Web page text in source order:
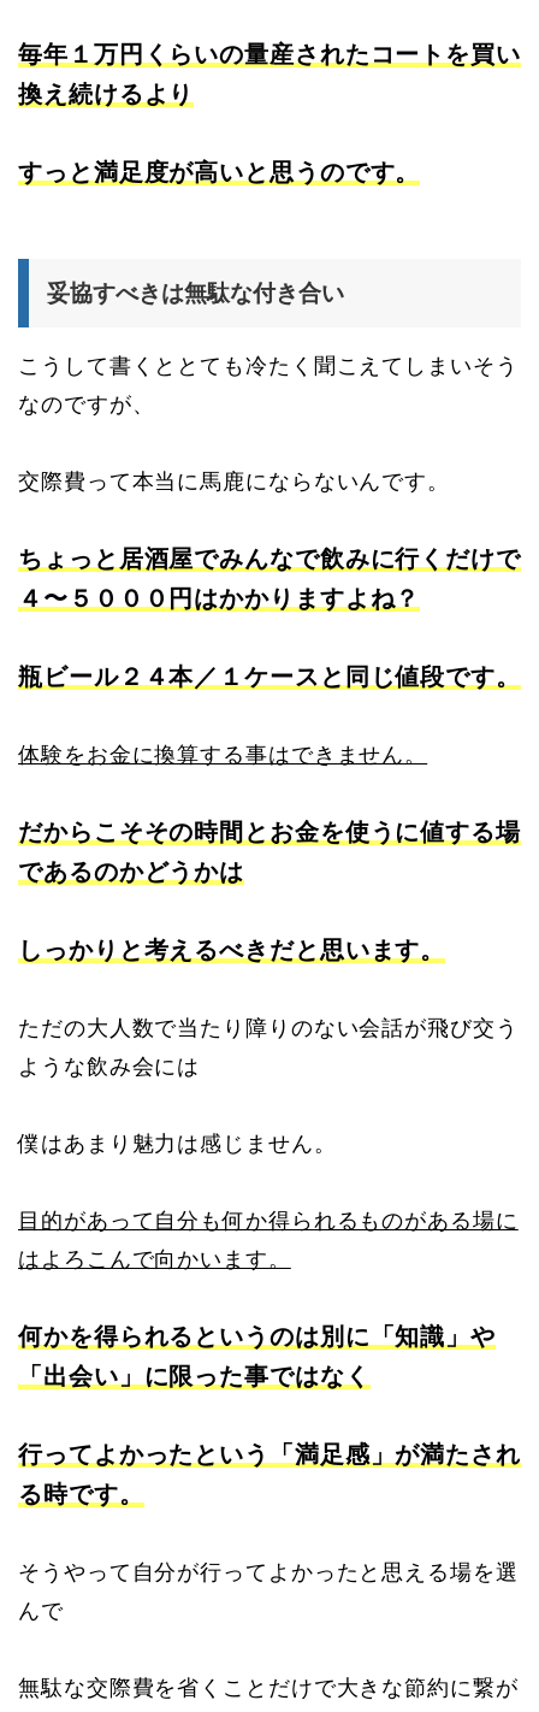
毎年１万円くらいの量産されたコートを買い
換え続けるより
すっと満足度が高いと思うのです。
妥協すべきは無駄な付き合い
こうして書くととても冷たく聞こえてしまいそう
なのですが、
交際費って本当に馬鹿にならないんです。
ちょっと居酒屋でみんなで飲みに行くだけで
４〜５０００円はかかりますよね？
瓶ビール２４本／１ケースと同じ値段です。
体験をお金に換算する事はできません。
だからこそその時間とお金を使うに値する場
であるのかどうかは
しっかりと考えるべきだと思います。
ただの大人数で当たり障りのない会話が飛び交う
ような飲み会には
僕はあまり魅力は感じません。
目的があって自分も何か得られるものがある場に
はよろこんで向かいます。
何かを得られるというのは別に「知識」や
「出会い」に限った事ではなく
行ってよかったという「満足感」が満たされ
る時です。
そうやって自分が行ってよかったと思える場を選
んで
無駄な交際費を省くことだけで大きな節約に繋が